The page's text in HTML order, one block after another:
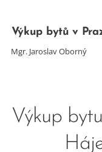
Výkup bytů v
Mgr. Jaroslav Oborný
Výkup